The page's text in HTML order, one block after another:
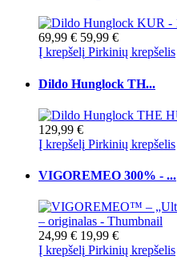
69,99 € 59,99 €
Į krepšelį Pirkinių krepšelis
Dildo Hunglock TH...
129,99 €
Į krepšelį Pirkinių krepšelis
VIGOREMEO 300% - ...
24,99 € 19,99 €
Į krepšelį Pirkinių krepšelis